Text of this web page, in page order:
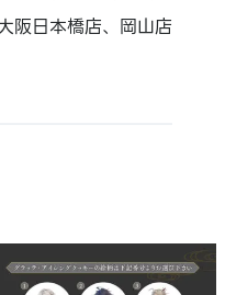
阪日本橋店、岡山店